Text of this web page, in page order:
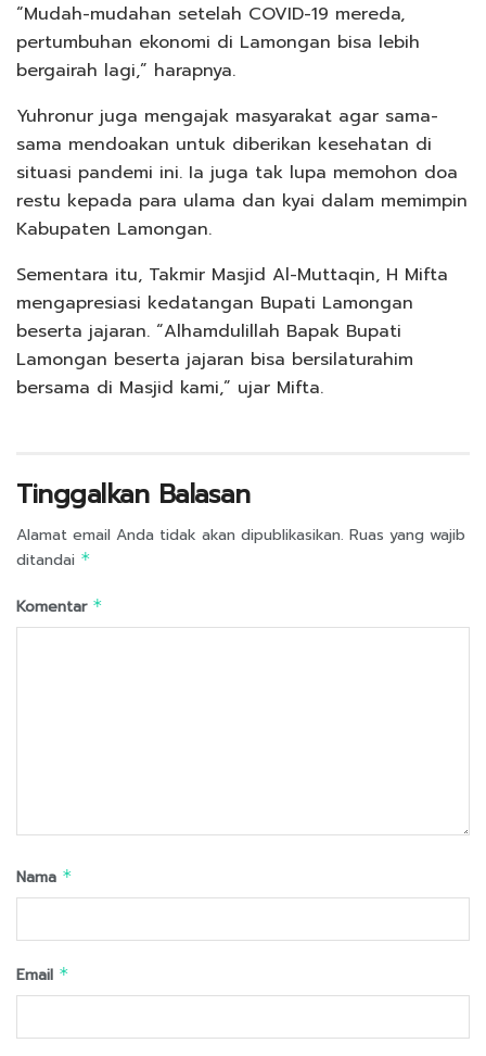
“Mudah-mudahan setelah COVID-19 mereda,
pertumbuhan ekonomi di Lamongan bisa lebih
bergairah lagi,” harapnya.
Yuhronur juga mengajak masyarakat agar sama-
sama mendoakan untuk diberikan kesehatan di
situasi pandemi ini. Ia juga tak lupa memohon doa
restu kepada para ulama dan kyai dalam memimpin
Kabupaten Lamongan.
Sementara itu, Takmir Masjid Al-Muttaqin, H Mifta
mengapresiasi kedatangan Bupati Lamongan
beserta jajaran. “Alhamdulillah Bapak Bupati
Lamongan beserta jajaran bisa bersilaturahim
bersama di Masjid kami,” ujar Mifta.
Tinggalkan Balasan
Alamat email Anda tidak akan dipublikasikan. Ruas yang wajib
ditandai *
Komentar *
Nama *
Email *